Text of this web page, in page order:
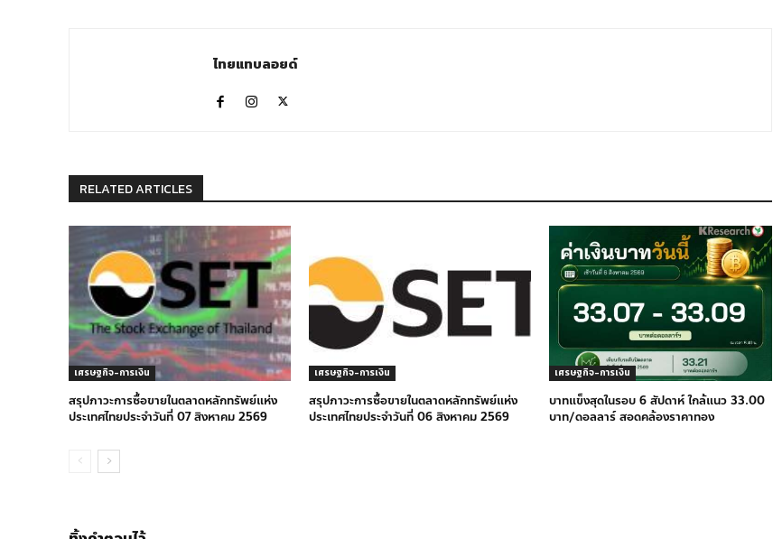
ไทยแทบลอยด์
RELATED ARTICLES
เศรษฐกิจ-การเงิน
สรุปภาวะการซื้อขายในตลาดหลักทรัพย์แห่ง
ประเทศไทยประจำวันที่ 07 สิงหาคม 2569
เศรษฐกิจ-การเงิน
สรุปภาวะการซื้อขายในตลาดหลักทรัพย์แห่ง
ประเทศไทยประจำวันที่ 06 สิงหาคม 2569
เศรษฐกิจ-การเงิน
บาทแข็งสุดในรอบ 6 สัปดาห์ ใกล้แนว 33.00
บาท/ดอลลาร์ สอดคล้องราคาทอง